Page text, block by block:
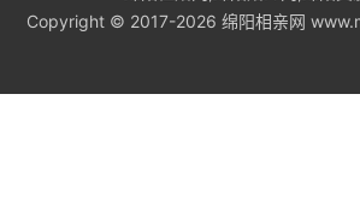
Copyright © 2017-2026 绵阳相亲网